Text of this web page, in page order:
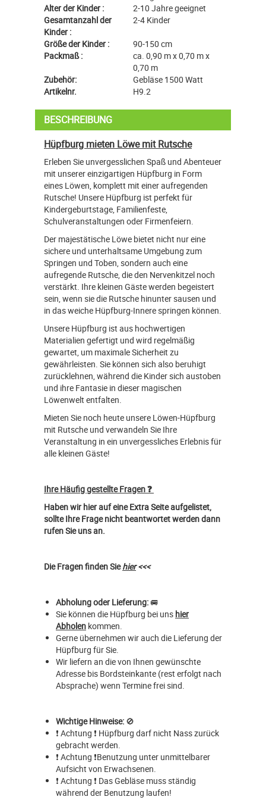
Alter der Kinder :
2-10 Jahre geeignet
Gesamtanzahl der
Kinder :
2-4 Kinder
Größe der Kinder :
90-150 cm
Packmaß :
ca. 0,90 m x 0,70 m x
0,70 m
Zubehör:
Gebläse 1500 Watt
Artikelnr.
H9.2
BESCHREIBUNG
Hüpfburg mieten Löwe mit Rutsche
Erleben Sie unvergesslichen Spaß und Abenteuer
mit unserer einzigartigen Hüpfburg in Form
eines Löwen, komplett mit einer aufregenden
Rutsche! Unsere Hüpfburg ist perfekt für
Kindergeburtstage, Familienfeste,
Schulveranstaltungen oder Firmenfeiern.
Der majestätische Löwe bietet nicht nur eine
sichere und unterhaltsame Umgebung zum
Springen und Toben, sondern auch eine
aufregende Rutsche, die den Nervenkitzel noch
verstärkt. Ihre kleinen Gäste werden begeistert
sein, wenn sie die Rutsche hinunter sausen und
in das weiche Hüpfburg-Innere springen können.
Unsere Hüpfburg ist aus hochwertigen
Materialien gefertigt und wird regelmäßig
gewartet, um maximale Sicherheit zu
gewährleisten. Sie können sich also beruhigt
zurücklehnen, während die Kinder sich austoben
und ihre Fantasie in dieser magischen
Löwenwelt entfalten.
Mieten Sie noch heute unsere Löwen-Hüpfburg
mit Rutsche und verwandeln Sie Ihre
Veranstaltung in ein unvergessliches Erlebnis für
alle kleinen Gäste!
Ihre Häufig gestellte Fragen ❓
Haben wir hier auf eine Extra Seite aufgelistet,
sollte Ihre Frage nicht beantwortet werden dann
rufen Sie uns an.
Die Fragen finden Siehier<<<
Abholung oder Lieferung:🚐
Sie können die Hüpfburg bei uns hier
Abholen kommen.
Gerne übernehmen wir auch die Lieferung der
Hüpfburg für Sie.
Wir liefern an die von Ihnen gewünschte
Adresse bis Bordsteinkante (rest erfolgt nach
Absprache) wenn Termine frei sind.
Wichtige Hinweise: 🚫
❗ Achtung ❗ Hüpfburg darf nicht Nass zurück
gebracht werden.
❗ Achtung ❗Benutzung unter unmittelbarer
Aufsicht von Erwachsenen.
❗ Achtung ❗ Das Gebläse muss ständig
während der Benutzung laufen!